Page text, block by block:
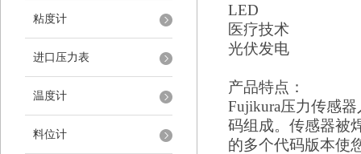
粘度计
进口压力表
温度计
料位计
LED
医疗技术
光伏发电
产品特点：
Fujikura压力传感
码组成。传感器被
的多个代码版本使